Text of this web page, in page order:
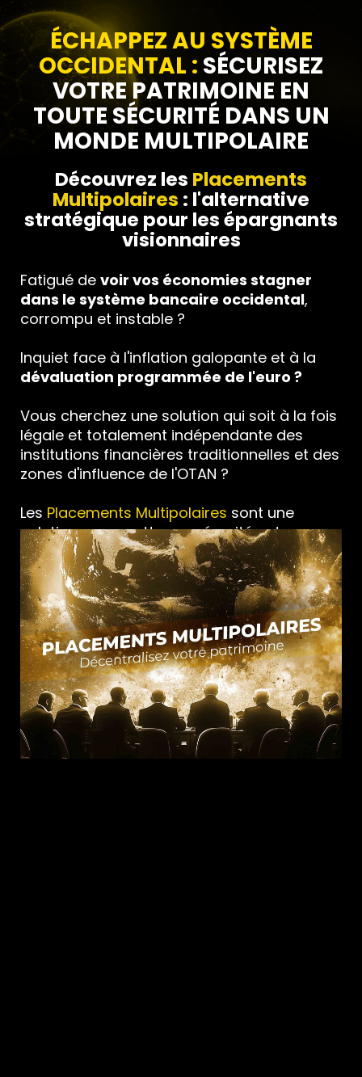
ÉCHAPPEZ AU SYSTÈME
OCCIDENTAL : SÉCURISEZ
VOTRE PATRIMOINE EN
TOUTE SÉCURITÉ DANS UN
MONDE MULTIPOLAIRE
Découvrez les Placements
Multipolaires : l'alternative
stratégique pour les épargnants
visionnaires
Fatigué de voir vos économies stagner
dans le système bancaire occidental,
corrompu et instable ?
Inquiet face à l'inflation galopante et à la
dévaluation programmée de l'euro ?
Vous cherchez une solution qui soit à la fois
légale et totalement indépendante des
institutions financières traditionnelles et des
zones d'influence de l'OTAN ?
Les Placements Multipolaires sont une
solution pour mettre en sécurité votre
patrimoine, tout en faisant du rendement.